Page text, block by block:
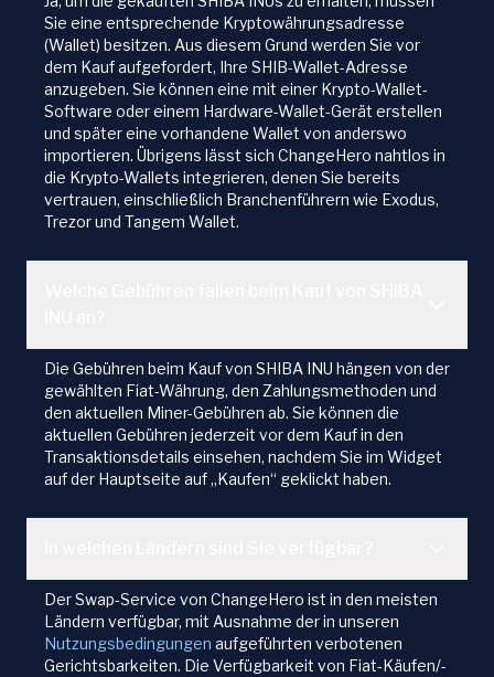
Sie eine entsprechende Kryptowährungsadresse
(Wallet) besitzen. Aus diesem Grund werden Sie vor
dem Kauf aufgefordert, Ihre SHIB-Wallet-Adresse
anzugeben. Sie können eine mit einer Krypto-Wallet-
Software oder einem Hardware-Wallet-Gerät erstellen
und später eine vorhandene Wallet von anderswo
importieren. Übrigens lässt sich ChangeHero nahtlos in
die Krypto-Wallets integrieren, denen Sie bereits
vertrauen, einschließlich Branchenführern wie Exodus,
Trezor und Tangem Wallet.
Die Gebühren beim Kauf von SHIBA INU hängen von der
gewählten Fiat-Währung, den Zahlungsmethoden und
den aktuellen Miner-Gebühren ab. Sie können die
aktuellen Gebühren jederzeit vor dem Kauf in den
Transaktionsdetails einsehen, nachdem Sie im Widget
auf der Hauptseite auf „Kaufen“ geklickt haben.
Der Swap-Service von ChangeHero ist in den meisten
Ländern verfügbar, mit Ausnahme der in unseren
Nutzungsbedingungen aufgeführten verbotenen
Gerichtsbarkeiten. Die Verfügbarkeit von Fiat-Käufen/-